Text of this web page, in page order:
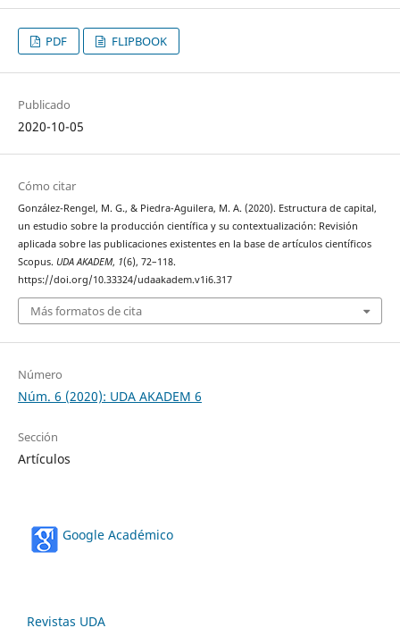
PDF FLIPBOOK
Publicado
2020-10-05
Cómo citar
González-Rengel, M. G., & Piedra-Aguilera, M. A. (2020). Estructura de capital,
un estudio sobre la producción científica y su contextualización: Revisión
aplicada sobre las publicaciones existentes en la base de artículos científicos
Scopus. UDA AKADEM, 1(6), 72–118.
https://doi.org/10.33324/udaakadem.v1i6.317
Más formatos de cita
Número
Núm. 6 (2020): UDA AKADEM 6
Sección
Artículos
Google Académico
Revistas UDA